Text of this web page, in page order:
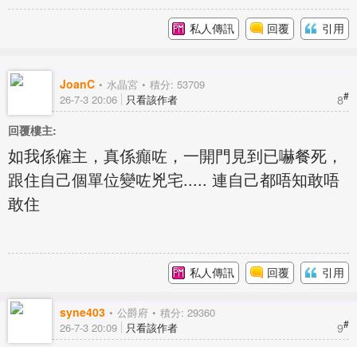
私人傳訊 回覆 引用
JoanC 水晶宮 積分: 53709
8#
26-7-3 20:06 只看該作者
回覆樓主:
如我係僱主，真係癲咗，一開門見到已嚇餐死，
跟住自己個單位變咗兇宅..... 連自己都唔知敢唔
敢住
私人傳訊 回覆 引用
syne403 公爵府 積分: 29360
9#
26-7-3 20:09 只看該作者